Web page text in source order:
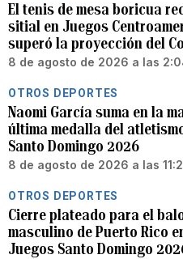
El tenis de mesa boricua
sitial en Juegos
superó la proyección del
8 de agosto de 2026 a las
OTROS DEPORTES
Naomi García suma en la
última medalla del
Santo Domingo 2026
8 de agosto de 2026 a las
OTROS DEPORTES
Cierre plateado para el
masculino de Puerto Rico
Juegos Santo Domingo